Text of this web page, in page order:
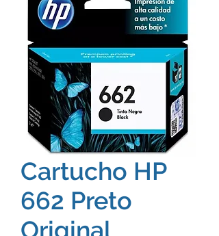
Cartucho HP
662 Preto
Original